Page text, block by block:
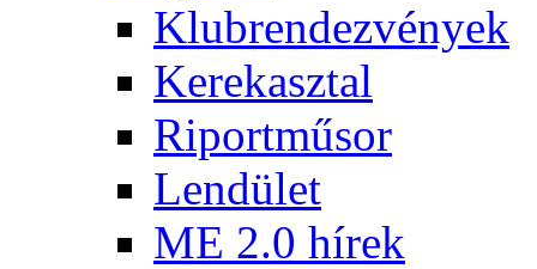
Klubrendezvények
Kerekasztal
Riportműsor
Lendület
ME 2.0 hírek